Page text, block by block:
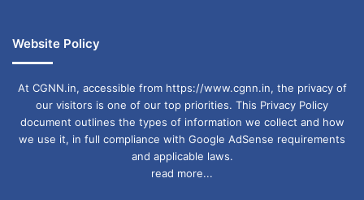
Website Policy
At CGNN.in, accessible from https://www.cgnn.in, the privacy of
our visitors is one of our top priorities. This Privacy Policy
document outlines the types of information we collect and how
we use it, in full compliance with Google AdSense requirements
and applicable laws.
read more...